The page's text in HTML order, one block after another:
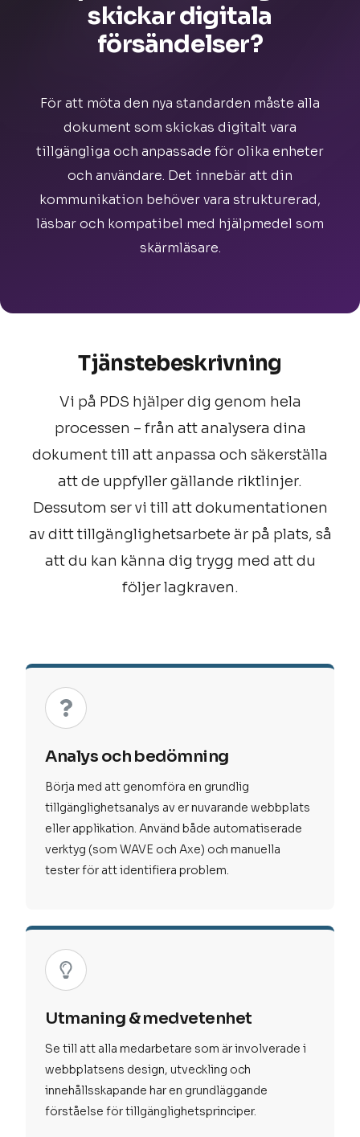
skickar digitala
försändelser?
För att möta den nya standarden måste alla
dokument som skickas digitalt vara
tillgängliga och anpassade för olika enheter
och användare. Det innebär att din
kommunikation behöver vara strukturerad,
läsbar och kompatibel med hjälpmedel som
skärmläsare.
Tjänstebeskrivning
Vi på PDS hjälper dig genom hela
processen – från att analysera dina
dokument till att anpassa och säkerställa
att de uppfyller gällande riktlinjer.
Dessutom ser vi till att dokumentationen
av ditt tillgänglighetsarbete är på plats, så
att du kan känna dig trygg med att du
följer lagkraven.
Analys och bedömning
Börja med att genomföra en grundlig
tillgänglighetsanalys av er nuvarande webbplats
eller applikation. Använd både automatiserade
verktyg (som WAVE och Axe) och manuella
tester för att identifiera problem.
Utmaning & medvetenhet
Se till att alla medarbetare som är involverade i
webbplatsens design, utveckling och
innehållsskapande har en grundläggande
förståelse för tillgänglighetsprinciper.